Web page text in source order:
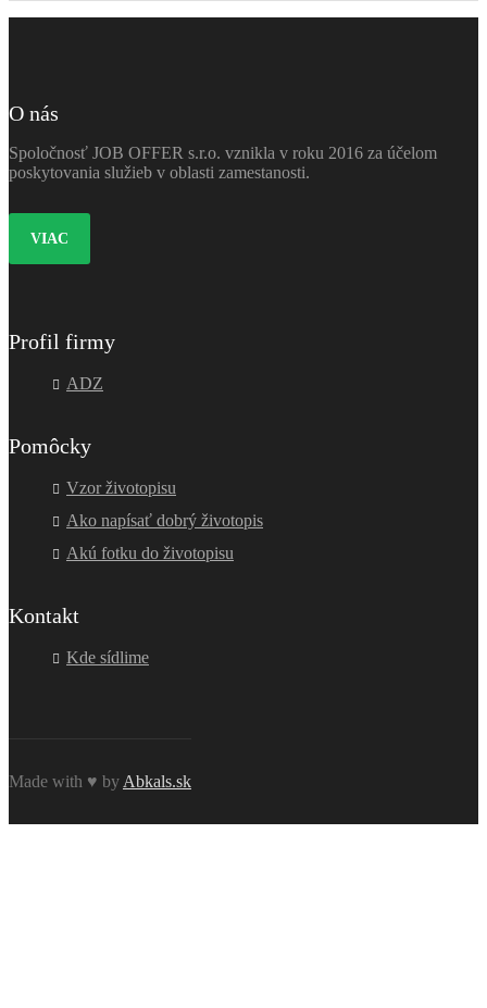
O nás
Spoločnosť JOB OFFER s.r.o. vznikla v roku 2016 za účelom
poskytovania služieb v oblasti zamestanosti.
VIAC
Profil firmy
ADZ
Pomôcky
Vzor životopisu
Ako napísať dobrý životopis
Akú fotku do životopisu
Kontakt
Kde sídlime
Made with ♥ by Abkals.sk